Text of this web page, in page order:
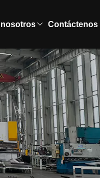
Contáctenos